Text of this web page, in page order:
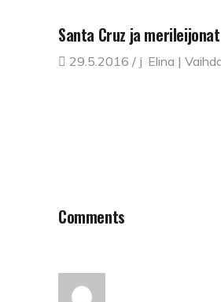
Santa Cruz ja merileijonat
29.5.2016 Elina |
Comments